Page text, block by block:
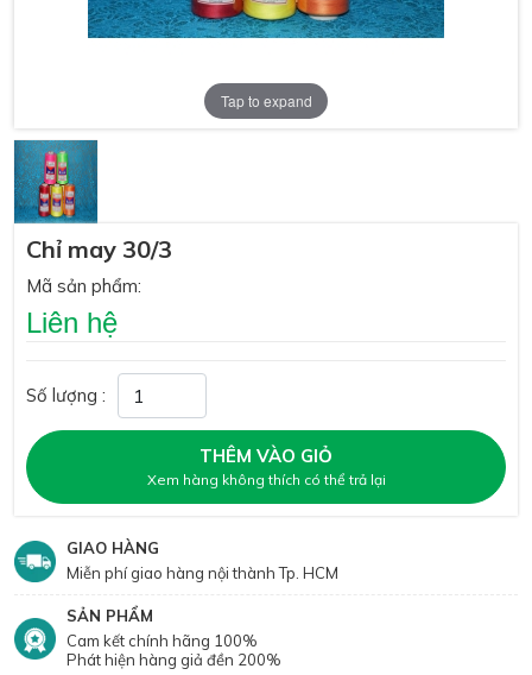
Tap to expand
Chỉ may 30/3
Mã sản phẩm:
Liên hệ
Số lượng :
THÊM VÀO GIỎ
Xem hàng không thích có thể trả lại
GIAO HÀNG
Miễn phí giao hàng nội thành Tp. HCM
SẢN PHẨM
Cam kết chính hãng 100%
Phát hiện hàng giả đền 200%